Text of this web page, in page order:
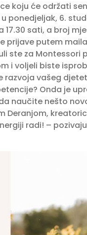
koju će održati
ponedjeljak, 6.
17.30 sati, a broj
prijave putem maila
ste za Montessori
i voljeli biste
vašeg
Onda je
naučite nešto
radi! –